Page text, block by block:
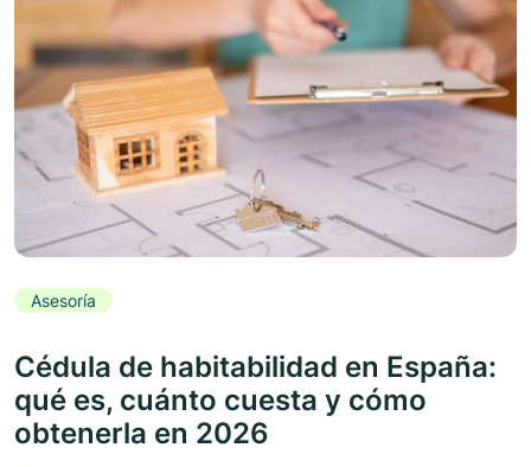
Asesoría
Cédula de habitabilidad en España:
qué es, cuánto cuesta y cómo
obtenerla en 2026